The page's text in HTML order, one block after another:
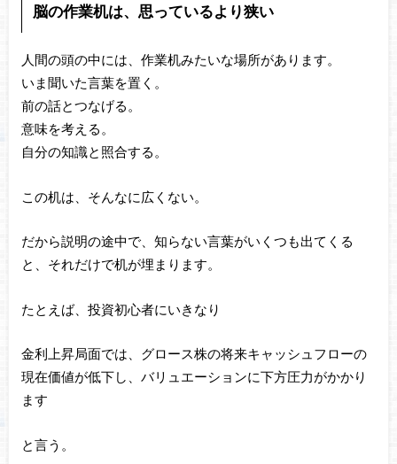
脳の作業机は、思っているより狭い
人間の頭の中には、作業机みたいな場所があります。
いま聞いた言葉を置く。
前の話とつなげる。
意味を考える。
自分の知識と照合する。
この机は、そんなに広くない。
だから説明の途中で、知らない言葉がいくつも出てくる
と、それだけで机が埋まります。
たとえば、投資初心者にいきなり
金利上昇局面では、グロース株の将来キャッシュフローの
現在価値が低下し、バリュエーションに下方圧力がかかり
ます
と言う。